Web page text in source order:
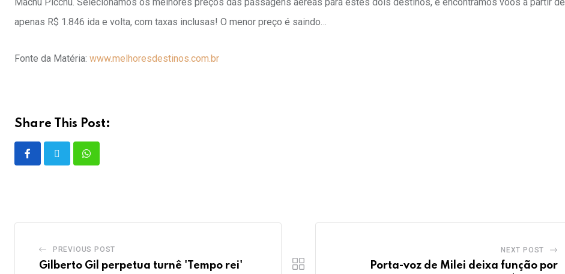
apenas R$ 1.846 ida e volta, com taxas inclusas! O menor preço é saindo…
Fonte da Matéria: www.melhoresdestinos.com.br
Share This Post:
PREVIOUS POST
Gilberto Gil perpetua turnê 'Tempo rei'
NEXT POST
Porta-voz de Milei deixa função por